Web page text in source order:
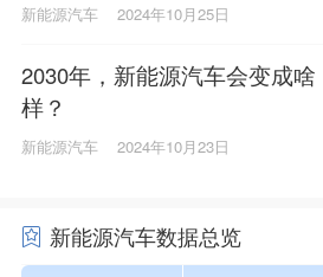
新能源汽车 2024年10月25日
2030年，新能源汽车会变成啥
样？
新能源汽车 2024年10月23日
新能源汽车数据总览